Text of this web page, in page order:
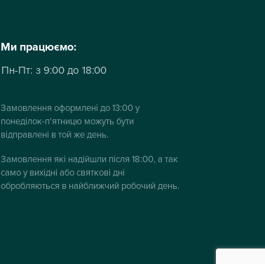
Ми працюємо:
Пн-Пт: з 9:00 до 18:00
Замовлення оформлені до 13:00 у
понеділок-п'ятницю можуть бути
відправлені в той же день.
Замовлення які надійшли після 18:00, а так
само у вихідні або святкові дні
обробляються в найближчий робочий день.